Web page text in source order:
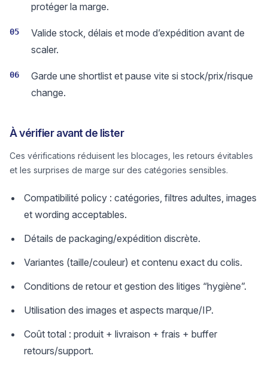
protéger la marge.
05
Valide stock, délais et mode d’expédition avant de
scaler.
06
Garde une shortlist et pause vite si stock/prix/risque
change.
À vérifier avant de lister
Ces vérifications réduisent les blocages, les retours évitables
et les surprises de marge sur des catégories sensibles.
Compatibilité policy : catégories, filtres adultes, images
et wording acceptables.
Détails de packaging/expédition discrète.
Variantes (taille/couleur) et contenu exact du colis.
Conditions de retour et gestion des litiges “hygiène”.
Utilisation des images et aspects marque/IP.
Coût total : produit + livraison + frais + buffer
retours/support.